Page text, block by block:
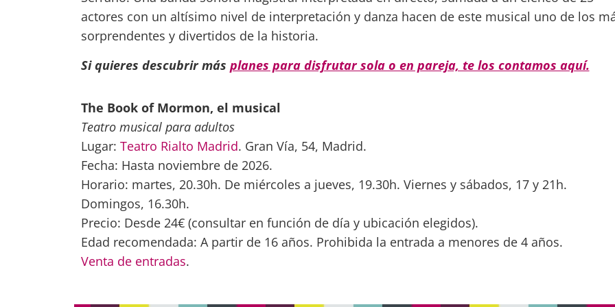
actores con un altísimo nivel de interpretación y danza hacen de este musical uno de los
sorprendentes y divertidos de la historia.
Si quieres descubrir más planes para disfrutar sola o en pareja, te los contamos aquí.
The Book of Mormon, el musical
Teatro musical para adultos
Lugar: Teatro Rialto Madrid. Gran Vía, 54, Madrid.
Fecha: Hasta noviembre de 2026.
Horario: martes, 20.30h. De miércoles a jueves, 19.30h. Viernes y sábados, 17 y 21h.
Domingos, 16.30h.
Precio: Desde 24€ (consultar en función de día y ubicación elegidos).
Edad recomendada: A partir de 16 años. Prohibida la entrada a menores de 4 años.
Venta de entradas.